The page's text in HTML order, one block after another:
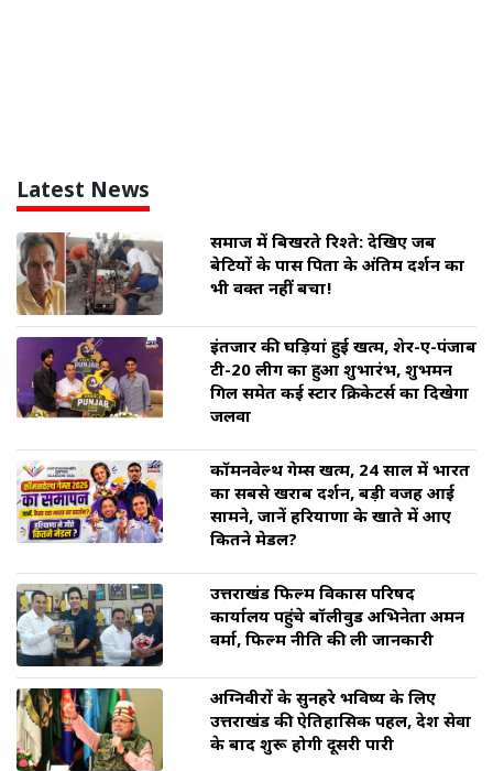
Latest News
समाज में बिखरते रिश्ते: देखिए जब
बेटियों के पास पिता के अंतिम दर्शन का
भी वक्त नहीं बचा!
इंतजार की घड़ियां हुई खत्म, शेर-ए-पंजाब
टी-20 लीग का हुआ शुभारंभ, शुभमन
गिल समेत कई स्टार क्रिकेटर्स का दिखेगा
जलवा
कॉमनवेल्थ गेम्स खत्म, 24 साल में भारत
का सबसे खराब प्रदर्शन, बड़ी वजह आई
सामने, जानें हरियाणा के खाते में आए
कितने मेडल?
उत्तराखंड फिल्म विकास परिषद
कार्यालय पहुंचे बॉलीवुड अभिनेता अमन
वर्मा, फिल्म नीति की ली जानकारी
अग्निवीरों के सुनहरे भविष्य के लिए
उत्तराखंड की ऐतिहासिक पहल, देश सेवा
के बाद शुरू होगी दूसरी पारी